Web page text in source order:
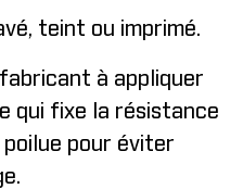
teint ou imprimé.
à appliquer
qui fixe la résistance
pour éviter